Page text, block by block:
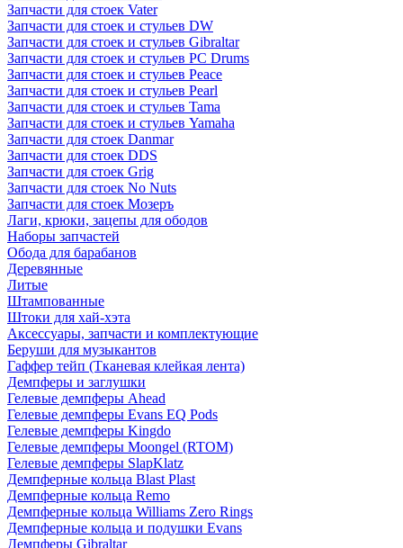
Запчасти для стоек Vater
Запчасти для стоек и стульев DW
Запчасти для стоек и стульев Gibraltar
Запчасти для стоек и стульев PC Drums
Запчасти для стоек и стульев Peace
Запчасти для стоек и стульев Pearl
Запчасти для стоек и стульев Tama
Запчасти для стоек и стульев Yamaha
Запчасти для стоек Danmar
Запчасти для стоек DDS
Запчасти для стоек Grig
Запчасти для стоек No Nuts
Запчасти для стоек Мозеръ
Лаги, крюки, зацепы для ободов
Наборы запчастей
Обода для барабанов
Деревянные
Литые
Штампованные
Штоки для хай-хэта
Аксессуары, запчасти и комплектующие
Беруши для музыкантов
Гаффер тейп (Тканевая клейкая лента)
Демпферы и заглушки
Гелевые демпферы Ahead
Гелевые демпферы Evans EQ Pods
Гелевые демпферы Kingdo
Гелевые демпферы Moongel (RTOM)
Гелевые демпферы SlapKlatz
Демпферные кольца Blast Plast
Демпферные кольца Remo
Демпферные кольца Williams Zero Rings
Демпферные кольца и подушки Evans
Демпферы Gibraltar